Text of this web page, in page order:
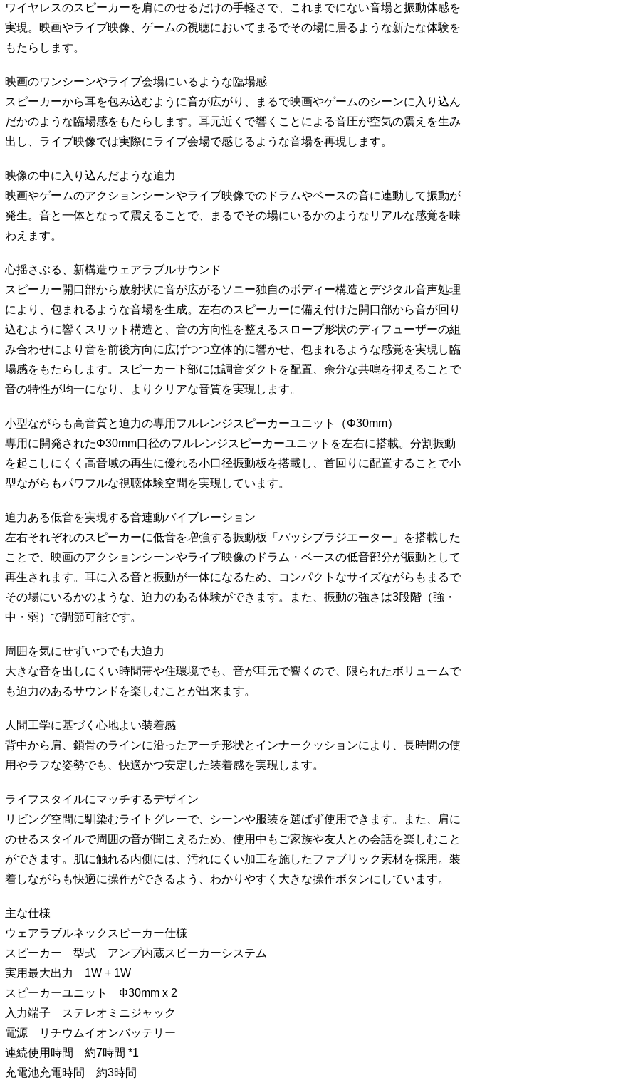
ワイヤレスのスピーカーを肩にのせるだけの手軽さで、これまでにない音場と振動体感を
実現。映画やライブ映像、ゲームの視聴においてまるでその場に居るような新たな体験を
もたらします。
映画のワンシーンやライブ会場にいるような臨場感
スピーカーから耳を包み込むように音が広がり、まるで映画やゲームのシーンに入り込ん
だかのような臨場感をもたらします。耳元近くで響くことによる音圧が空気の震えを生み
出し、ライブ映像では実際にライブ会場で感じるような音場を再現します。
映像の中に入り込んだような迫力
映画やゲームのアクションシーンやライブ映像でのドラムやベースの音に連動して振動が
発生。音と一体となって震えることで、まるでその場にいるかのようなリアルな感覚を味
わえます。
心揺さぶる、新構造ウェアラブルサウンド
スピーカー開口部から放射状に音が広がるソニー独自のボディー構造とデジタル音声処理
により、包まれるような音場を生成。左右のスピーカーに備え付けた開口部から音が回り
込むように響くスリット構造と、音の方向性を整えるスロープ形状のディフューザーの組
み合わせにより音を前後方向に広げつつ立体的に響かせ、包まれるような感覚を実現し臨
場感をもたらします。スピーカー下部には調音ダクトを配置、余分な共鳴を抑えることで
音の特性が均一になり、よりクリアな音質を実現します。
小型ながらも高音質と迫力の専用フルレンジスピーカーユニット（Φ30mm）
専用に開発されたΦ30mm口径のフルレンジスピーカーユニットを左右に搭載。分割振動
を起こしにくく高音域の再生に優れる小口径振動板を搭載し、首回りに配置することで小
型ながらもパワフルな視聴体験空間を実現しています。
迫力ある低音を実現する音連動バイブレーション
左右それぞれのスピーカーに低音を増強する振動板「パッシブラジエーター」を搭載した
ことで、映画のアクションシーンやライブ映像のドラム・ベースの低音部分が振動として
再生されます。耳に入る音と振動が一体になるため、コンパクトなサイズながらもまるで
その場にいるかのような、迫力のある体験ができます。また、振動の強さは3段階（強・
中・弱）で調節可能です。
周囲を気にせずいつでも大迫力
大きな音を出しにくい時間帯や住環境でも、音が耳元で響くので、限られたボリュームで
も迫力のあるサウンドを楽しむことが出来ます。
人間工学に基づく心地よい装着感
背中から肩、鎖骨のラインに沿ったアーチ形状とインナークッションにより、長時間の使
用やラフな姿勢でも、快適かつ安定した装着感を実現します。
ライフスタイルにマッチするデザイン
リビング空間に馴染むライトグレーで、シーンや服装を選ばず使用できます。また、肩に
のせるスタイルで周囲の音が聞こえるため、使用中もご家族や友人との会話を楽しむこと
ができます。肌に触れる内側には、汚れにくい加工を施したファブリック素材を採用。装
着しながらも快適に操作ができるよう、わかりやすく大きな操作ボタンにしています。
主な仕様
ウェアラブルネックスピーカー仕様
スピーカー 型式 アンプ内蔵スピーカーシステム
実用最大出力 1W + 1W
スピーカーユニット Φ30mm x 2
入力端子 ステレオミニジャック
電源 リチウムイオンバッテリー
連続使用時間 約7時間 *1
充電池充電時間 約3時間